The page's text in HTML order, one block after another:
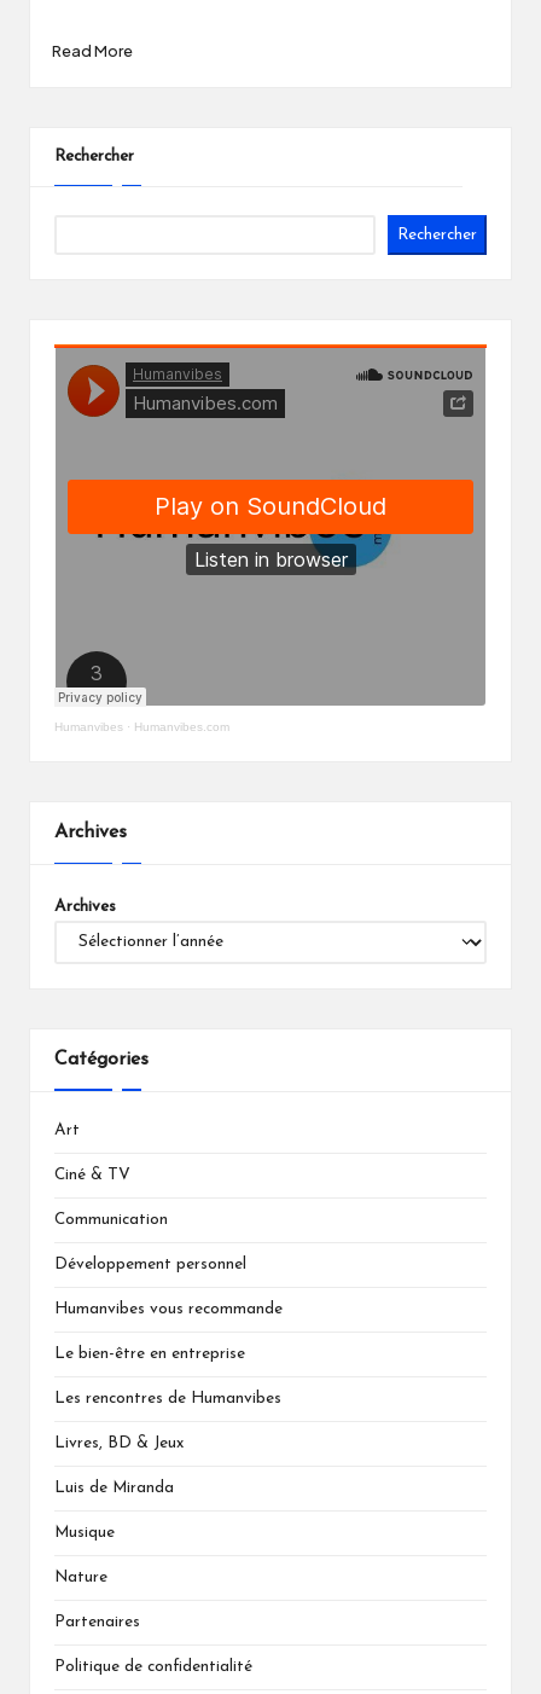
Read More
Rechercher
Rechercher
Humanvibes · Humanvibes.com
Archives
Archives
Catégories
Art
Ciné & TV
Communication
Développement personnel
Humanvibes vous recommande
Le bien-être en entreprise
Les rencontres de Humanvibes
Livres, BD & Jeux
Luis de Miranda
Musique
Nature
Partenaires
Politique de confidentialité